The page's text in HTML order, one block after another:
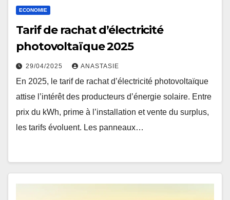
ECONOMIE
Tarif de rachat d’électricité
photovoltaïque 2025
29/04/2025 ANASTASIE
En 2025, le tarif de rachat d’électricité photovoltaïque
attise l’intérêt des producteurs d’énergie solaire. Entre
prix du kWh, prime à l’installation et vente du surplus,
les tarifs évoluent. Les panneaux…